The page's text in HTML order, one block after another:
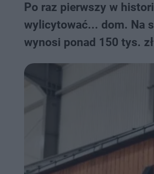
Po raz pierwszy w
wylicytować... dom. Na
wynosi ponad 150 tys.